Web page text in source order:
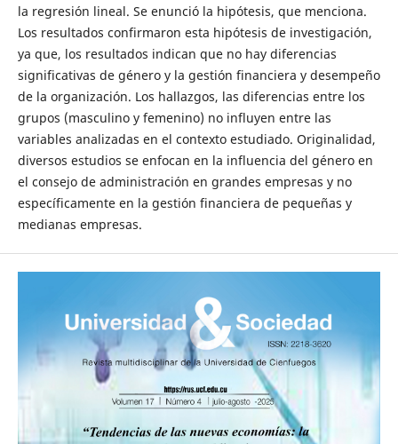
la regresión lineal. Se enunció la hipótesis, que menciona.
Los resultados confirmaron esta hipótesis de investigación,
ya que, los resultados indican que no hay diferencias
significativas de género y la gestión financiera y desempeño
de la organización. Los hallazgos, las diferencias entre los
grupos (masculino y femenino) no influyen entre las
variables analizadas en el contexto estudiado. Originalidad,
diversos estudios se enfocan en la influencia del género en
el consejo de administración en grandes empresas y no
específicamente en la gestión financiera de pequeñas y
medianas empresas.